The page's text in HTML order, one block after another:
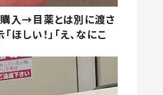
購入→目薬とは別に渡さ
しい！」「え、なにこ